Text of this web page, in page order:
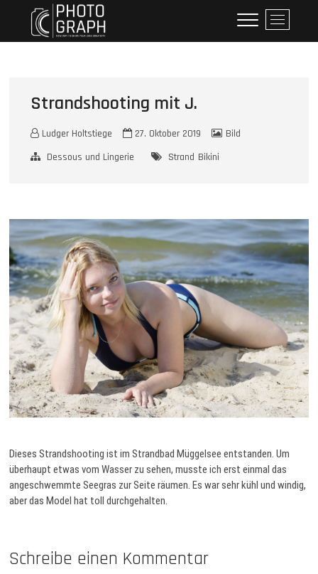
content
Holtstiege Fotodesign
WILLKOMMEN AUF MEINER SEITE
M
e
Strandshooting mit J.
Ludger Holtstiege 27. Oktober 2019
Bild
Dessous und Lingerie
Strand Bikini
Dieses Strandshooting ist im Strandbad Müggelsee entstanden. Um
überhaupt etwas vom Wasser zu sehen, musste ich erst einmal das
angeschwemmte Seegras zur Seite räumen. Es war sehr kühl und windig,
aber das Model hat toll durchgehalten.
Schreibe einen Kommentar